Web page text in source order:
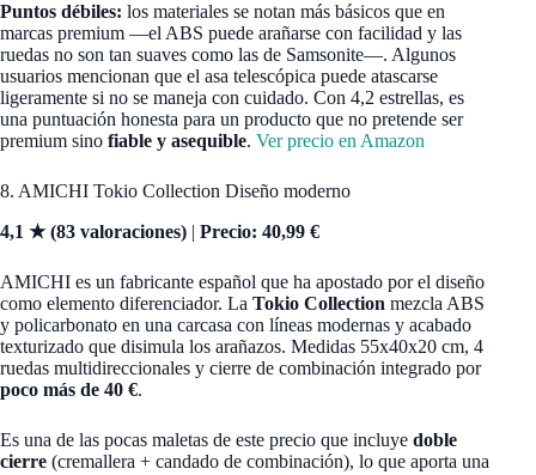
Puntos débiles: los materiales se notan más básicos que en
marcas premium —el ABS puede arañarse con facilidad y las
ruedas no son tan suaves como las de Samsonite—. Algunos
usuarios mencionan que el asa telescópica puede atascarse
ligeramente si no se maneja con cuidado. Con 4,2 estrellas, es
una puntuación honesta para un producto que no pretende ser
premium sino fiable y asequible. Ver precio en Amazon
8. AMICHI Tokio Collection Diseño moderno
4,1 ★ (83 valoraciones) | Precio: 40,99 €
AMICHI es un fabricante español que ha apostado por el diseño
como elemento diferenciador. La Tokio Collection mezcla ABS
y policarbonato en una carcasa con líneas modernas y acabado
texturizado que disimula los arañazos. Medidas 55x40x20 cm, 4
ruedas multidireccionales y cierre de combinación integrado por
poco más de 40 €.
Es una de las pocas maletas de este precio que incluye doble
cierre (cremallera + candado de combinación), lo que aporta una